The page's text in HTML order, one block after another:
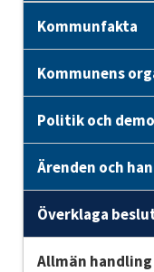
Kommunfakta
Kommunens
Politik och
Ärenden och
Överklaga
Allmän handling